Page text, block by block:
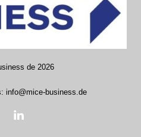
de2026
info@mice-business.de